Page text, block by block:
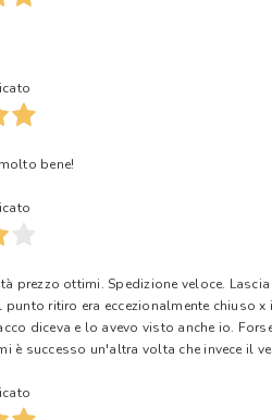
bene!
prezzo ottimi. Spedizione veloce.
ritiro era eccezionalmente chiuso
diceva e lo avevo visto anche io.
è successo un'altra volta che invece il